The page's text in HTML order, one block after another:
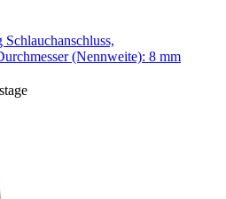
(Nennweite): 8 mm